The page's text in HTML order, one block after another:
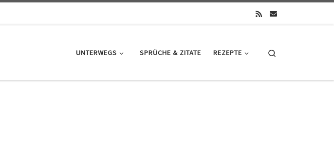
UNTERWEGS SPRÜCHE & ZITATE REZEPTE